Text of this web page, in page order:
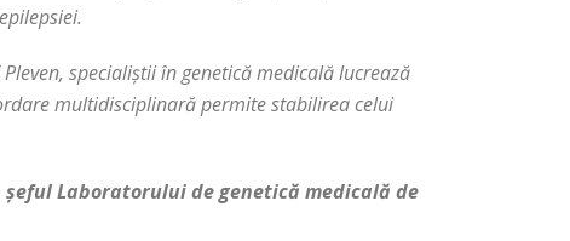
specialiștii în genetică medicală lucrează
multidisciplinară permite stabilirea celui
Laboratorului de genetică medicală de